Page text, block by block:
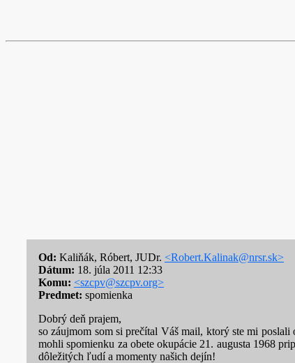
Od: Kaliňák, Róbert, JUDr. <Robert.Kalinak@nrsr.sk>
Dátum: 18. júla 2011 12:33
Komu: <szcpv@szcpv.org>
Predmet: spomienka
Dobrý deň prajem,
so záujmom som si prečítal Váš mail, ktorý ste mi
mohli spomienku za obete okupácie 21. augusta 1968
dôležitých ľudí a momenty našich dejín!